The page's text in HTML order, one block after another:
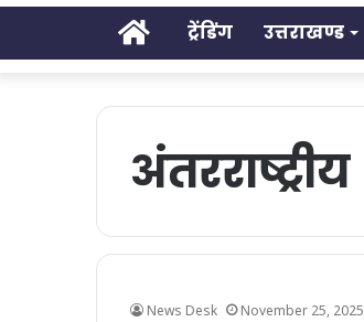
Homeट्रेंडिंग उत्तराखण्ड
अंतरराष्ट्रीय
News Desk November 25, 2025